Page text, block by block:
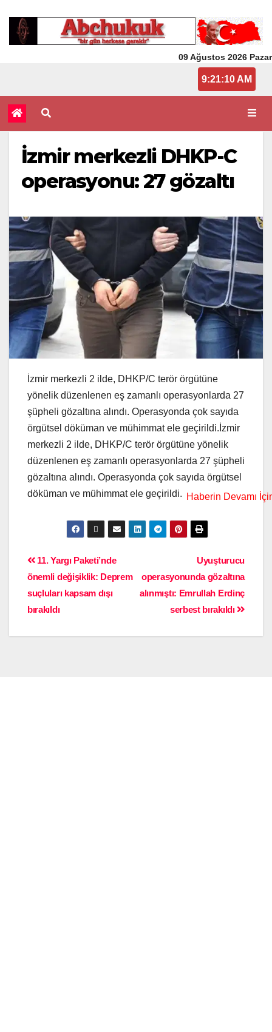
09 Ağustos 2026 Pazar
9:21:10 AM
İzmir merkezli DHKP-C
operasyonu: 27 gözaltı
İzmir merkezli 2 ilde, DHKP/C terör örgütüne
yönelik düzenlenen eş zamanlı operasyonlarda 27
şüpheli gözaltına alındı. Operasyonda çok sayıda
örgütsel döküman ve mühimmat ele geçirildi.İzmir
merkezli 2 ilde, DHKP/C terör örgütüne yönelik
düzenlenen eş zamanlı operasyonlarda 27 şüpheli
gözaltına alındı. Operasyonda çok sayıda örgütsel
döküman ve mühimmat ele geçirildi.
Uyuşturucu
operasyonunda gözaltına
alınmıştı: Emrullah Erdinç
serbest bırakıldı
11. Yargı Paketi’nde
önemli değişiklik: Deprem
suçluları kapsam dışı
bırakıldı